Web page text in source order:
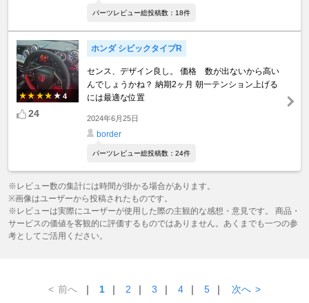
パーツレビュー総投稿数：18件
4
24
ホンダ シビックタイプR
センス、デザイン良し。 価格 数が出ないから高い
んでしょうかね？ 納期2ヶ月 朝一テンション上げる
には最適な位置
2024年6月25日
border
パーツレビュー総投稿数：24件
※レビュー数の集計には時間が掛かる場合があります。
※画像はユーザーから投稿されたものです。
※レビューは実際にユーザーが使用した際の主観的な感想・意見です。 商品・
サービスの価値を客観的に評価するものではありません。あくまでも一つの参
考としてご活用ください。
< 前へ ｜ 1 ｜ 2 ｜ 3 ｜ 4 ｜ 5 ｜ 次へ >